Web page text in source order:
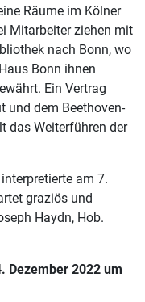
Räume im Kölner
Mitarbeiter ziehen mit
nach Bonn, wo
Bonn ihnen
Ein Vertrag
und dem Beethoven-
das Weiterführen der
am 7.
graziös und
Haydn, Hob.
Dezember 2022 um